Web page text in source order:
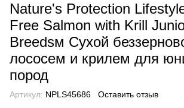
Nature's Protection
Free Salmon with Krill
Breedsм Сухой
лососем и крилем для
пород
Артикул: NPLS45686 Оставить отзыв